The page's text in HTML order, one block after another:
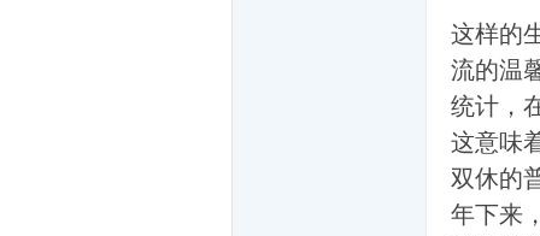
这样的
流的温
统计，
这意味
双休的
年下来